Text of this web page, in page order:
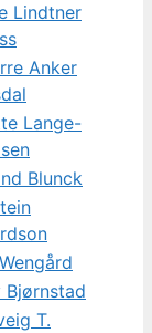
Lindtner
Anker
Lange-
Blunck
Bjørnstad
T.